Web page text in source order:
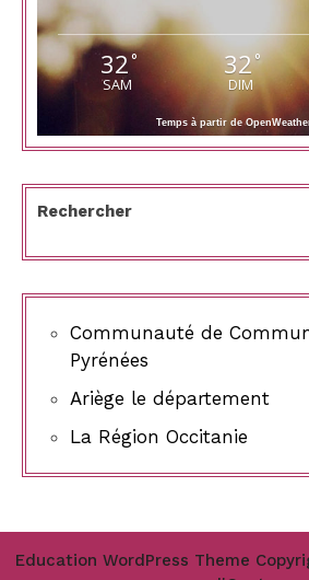
32°
SAM
32°
DIM
Temps à partir de
Rechercher
Communauté de
Pyrénées
Ariège le département
La Région Occitanie
Education WordPress Theme